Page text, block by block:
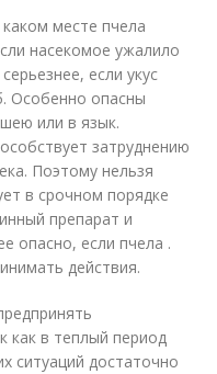
месте пчела
насекомое ужалило
если укус
Особенно опасны
или в язык.
затруднению
Поэтому нельзя
в срочном порядке
препарат и
опасно, если пчела .
действия.
как в теплый период
ситуаций достаточно